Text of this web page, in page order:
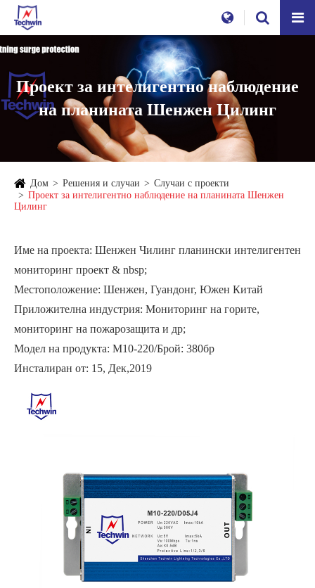
Проект за интелигентно наблюдение
на планината Шенжен Цилинг
Дом Решения и случаи
Случаи с проекти
Проект за интелигентно наблюдение на планината Шенжен
Цилинг
Име на проекта: Шенжен Чилинг планински интелигентен
мониторинг проект & nbsp;
Местоположение: Шенжен, Гуандонг, Южен Китай
Приложителна индустрия: Мониторинг на горите,
мониторинг на пожарозащита и др;
Модел на продукта: М10-220/Брой: 380бр
Инсталиран от: 15, Дек,2019